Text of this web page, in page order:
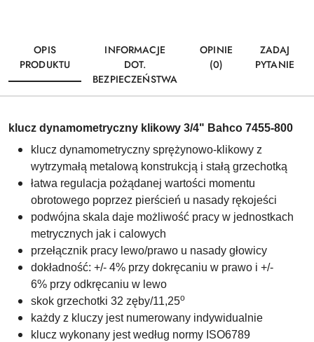
OPIS
PRODUKTU
INFORMACJE
DOT.
BEZPIECZEŃSTWA
OPINIE
(0)
ZADAJ
PYTANIE
klucz dynamometryczny klikowy 3/4" Bahco 7455-800
klucz dynamometryczny sprężynowo-klikowy z
wytrzymałą metalową konstrukcją i stałą grzechotką
łatwa regulacja pożądanej wartości momentu
obrotowego poprzez pierścień u nasady rękojeści
podwójna skala daje możliwość pracy w jednostkach
metrycznych jak i calowych
przełącznik pracy lewo/prawo u nasady głowicy
dokładność: +/- 4% przy dokręcaniu w prawo i +/-
6% przy odkręcaniu w lewo
skok grzechotki 32 zęby/11,25o
każdy z kluczy jest numerowany indywidualnie
klucz wykonany jest według normy ISO6789